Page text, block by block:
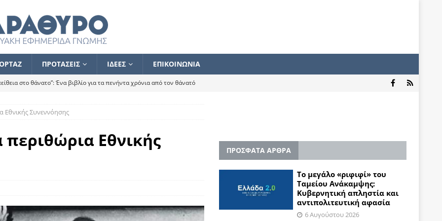
ΠΡΟΤΑΣΕΙΣ ΙΔΕΕΣ ΕΠΙΚΟΙΝΩΝΙΑ
στο θάνατο”: Ένα βιβλίο για τα πενήντα χρόνια από τον θάνατό
ποιος κοροϊδεύει ποιον Αλέξη
ότι δεν υπάρχει παρακολούθηση και κέντρο το οποίο
θερμά όσους σπεύδουν να το ενισχύσουν – Συνεχίζουμε
των εκλογών
ΑΝΑΓΝΩΣΕΙΣ
Εθνικής Συνεννόησης
Εθνικής
ΠΡΟΣΦΑΤΑ ΑΡΘΡΑ
Το μεγάλο «ριφιφί» του
Ταμείου Ανάκαμψης:
Κυβερνητική απληστία και
αντιπολιτευτική αφασία
6 Αυγούστου 2026